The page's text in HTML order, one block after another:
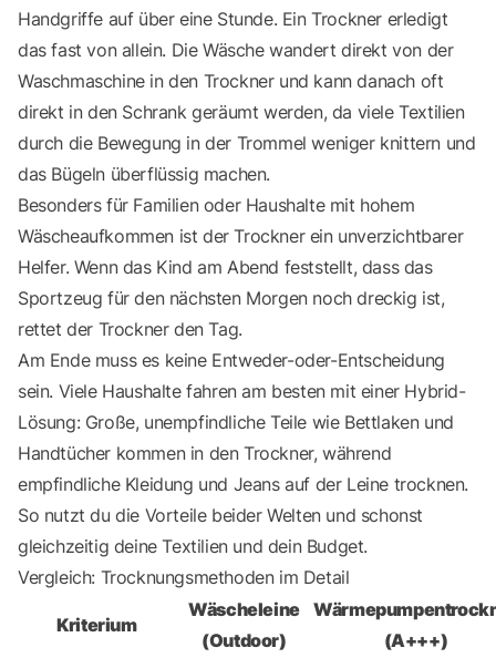
Handgriffe auf über eine Stunde. Ein Trockner erledigt
das fast von allein. Die Wäsche wandert direkt von der
Waschmaschine in den Trockner und kann danach oft
direkt in den Schrank geräumt werden, da viele Textilien
durch die Bewegung in der Trommel weniger knittern und
das Bügeln überflüssig machen.
Besonders für Familien oder Haushalte mit hohem
Wäscheaufkommen ist der Trockner ein unverzichtbarer
Helfer. Wenn das Kind am Abend feststellt, dass das
Sportzeug für den nächsten Morgen noch dreckig ist,
rettet der Trockner den Tag.
Am Ende muss es keine Entweder-oder-Entscheidung
sein. Viele Haushalte fahren am besten mit einer Hybrid-
Lösung: Große, unempfindliche Teile wie Bettlaken und
Handtücher kommen in den Trockner, während
empfindliche Kleidung und Jeans auf der Leine trocknen.
So nutzt du die Vorteile beider Welten und schonst
gleichzeitig deine Textilien und dein Budget.
Vergleich: Trocknungsmethoden im Detail
Kriterium
Wäscheleine
(Outdoor)
(A+++)